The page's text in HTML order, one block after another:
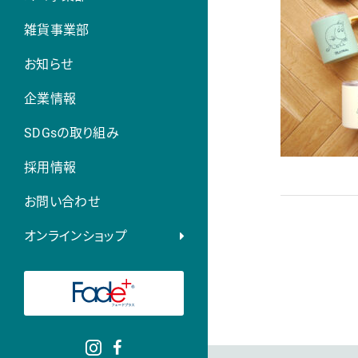
雑貨事業部
お知らせ
企業情報
SDGsの取り組み
採用情報
お問い合わせ
オンラインショップ